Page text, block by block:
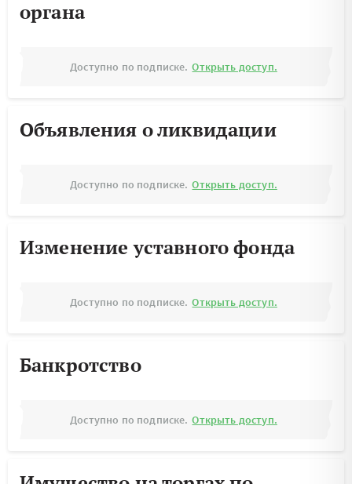
органа
Доступно по подписке. Открыть доступ.
Объявления о ликвидации
Доступно по подписке. Открыть доступ.
Изменение уставного фонда
Доступно по подписке. Открыть доступ.
Банкротство
Доступно по подписке. Открыть доступ.